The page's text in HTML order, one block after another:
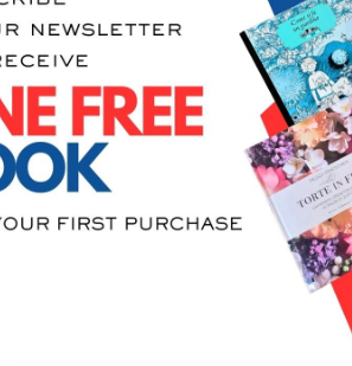
FICTION BOOKS FOR CHILDREN & YOUNG